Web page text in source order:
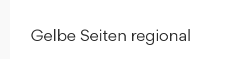
Gelbe Seiten regional